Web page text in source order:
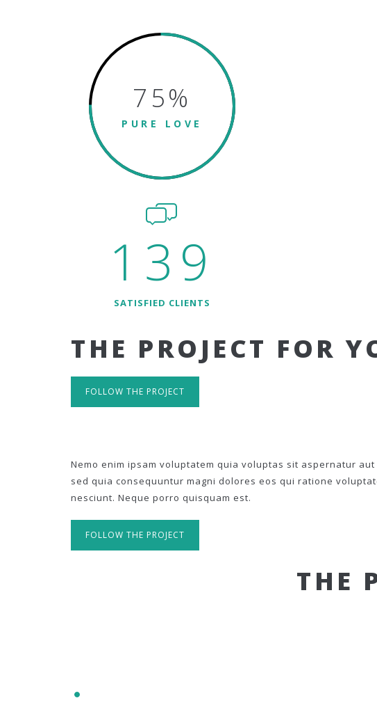
75%
PURE LOVE
139
SATISFIED CLIENTS
THE PROJECT FOR
FOLLOW THE PROJECT
Nemo enim ipsam voluptatem quia voluptas sit aspernatur
sed quia consequuntur magni dolores eos qui ratione
nesciunt. Neque porro quisquam est.
FOLLOW THE PROJECT
THE